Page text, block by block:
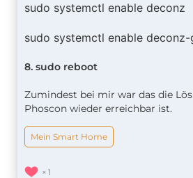
sudo systemctl enable deconz
sudo systemctl enable deconz-
8. sudo reboot
Zumindest bei mir war das die
Phoscon wieder erreichbar ist.
Mein Smart Home
1